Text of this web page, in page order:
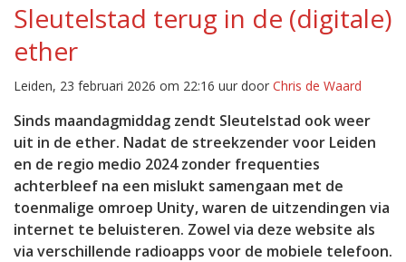
Sleutelstad terug in de (digitale)
ether
Leiden, 23 februari 2026 om 22:16 uur door Chris de Waard
Sinds maandagmiddag zendt Sleutelstad ook weer
uit in de ether. Nadat de streekzender voor Leiden
en de regio medio 2024 zonder frequenties
achterbleef na een mislukt samengaan met de
toenmalige omroep Unity, waren de uitzendingen via
internet te beluisteren. Zowel via deze website als
via verschillende radioapps voor de mobiele telefoon.